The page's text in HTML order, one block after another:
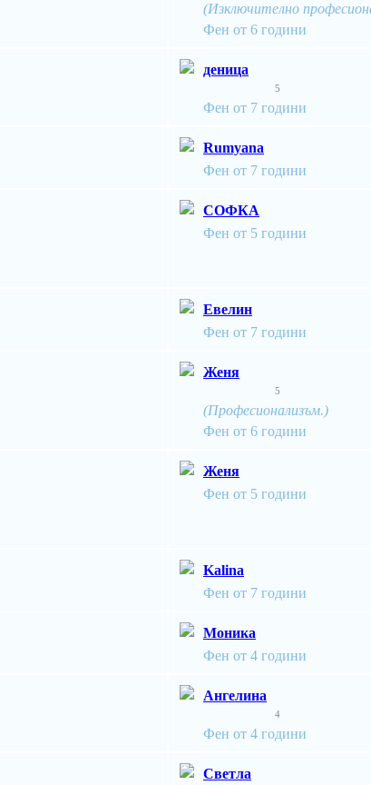
(Изключително
Фен от 6 години
деница
5
Фен от 7 години
Rumyana
Фен от 7 години
СОФКА
Фен от 5 години
Евелин
Фен от 7 години
Женя
5
(Професионализъм.)
Фен от 6 години
Женя
Фен от 5 години
Kalina
Фен от 7 години
Моника
Фен от 4 години
Ангелина
4
Фен от 4 години
Светла